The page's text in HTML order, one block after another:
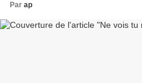
Par ap